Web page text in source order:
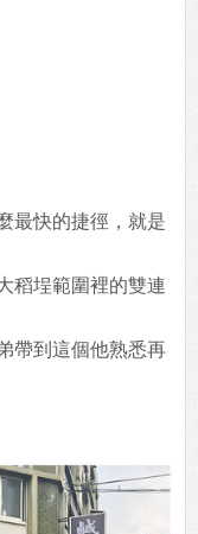
最快的捷徑，就是
稻埕範圍裡的雙連
帶到這個他熟悉再